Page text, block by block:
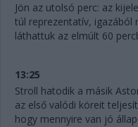
Jön az utolsó perc: az
túl reprezentatív, igazából
láthattuk az elmúlt 60
13:25
Stroll hatodik a másik
az első valódi köreit
hogy mennyire van jó